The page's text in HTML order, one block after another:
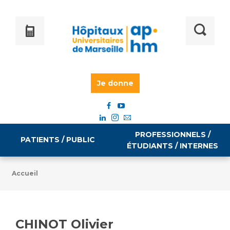
Je donne
PATIENTS / PUBLIC
PROFESSIONNELS /
ÉTUDIANTS / INTERNES
Emploi / formation
Accueil
CHINOT Olivier